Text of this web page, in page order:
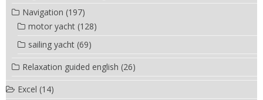
Navigation (197)
motor yacht (128)
sailing yacht (69)
Relaxation guided english (26)
Excel (14)